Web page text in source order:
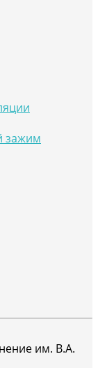
зажим
им. В.А.